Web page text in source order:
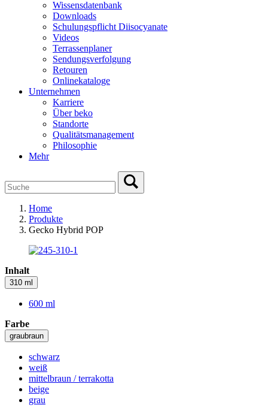
Wissensdatenbank
Downloads
Schulungspflicht Diisocyanate
Videos
Terrassenplaner
Sendungsverfolgung
Retouren
Onlinekataloge
Unternehmen
Karriere
Über beko
Standorte
Qualitätsmanagement
Philosophie
Mehr
Home
Produkte
Gecko Hybrid POP
Inhalt
310 ml
600 ml
Farbe
graubraun
schwarz
weiß
mittelbraun / terrakotta
beige
grau